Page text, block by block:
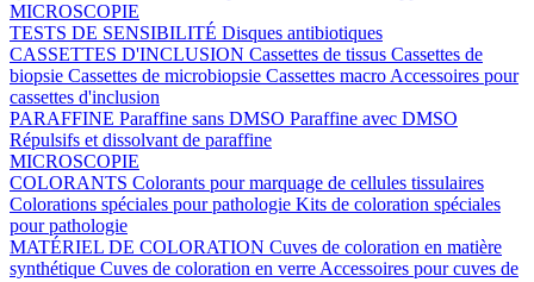
MICROSCOPIE
TESTS DE SENSIBILITÉ Disques antibiotiques
CASSETTES D'INCLUSION Cassettes de tissus Cassettes de
biopsie Cassettes de microbiopsie Cassettes macro Accessoires pour
cassettes d'inclusion
PARAFFINE Paraffine sans DMSO Paraffine avec DMSO
Répulsifs et dissolvant de paraffine
MICROSCOPIE
COLORANTS Colorants pour marquage de cellules tissulaires
Colorations spéciales pour pathologie Kits de coloration spéciales
pour pathologie
MATÉRIEL DE COLORATION Cuves de coloration en matière
synthétique Cuves de coloration en verre Accessoires pour cuves de